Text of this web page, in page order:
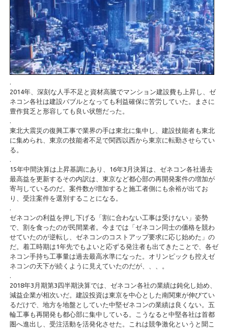
2014年、深刻な人手不足と資材高騰でマンション建設費も上昇し、ゼ
ネコン各社は建設バブルとなっても利益確保に苦労していた。まさに
豊作貧乏と形容しても良い状態だった。
東北大震災の復興工事で業界の手は東北に集中し、建設技能者も東北
に集められ、東京の技能者不足で関西以西から東京に転勤させらてい
る。
15年中間決算は上昇基調にあり、16年3月決算は、ゼネコン各社過去
最高益を更新するその内訳は、東京など都心部の再開発案件の増加が
寄与しているのだ。案件数が増加すると施工者側にも余裕が出てお
り、受注案件を選別することになる。
ゼネコンの利益を押し下げる「割に合わない工事は受けない」姿勢
で、割を食ったのが民間業者。今までは「ゼネコン同士の価格を競わ
せていたのが逆転し、ゼネコンのコストアップ要求に応じ始めた」の
だ。着工時期は1年先でもよいと応ずる発注者も出てきたことで、各ゼ
ネコン手持ち工事量は過去最高水準になった。オリンピックも控えゼ
ネコンの天下が続くように見えていたのだが、、、。
2018年3月期第3四半期決算では、ゼネコン各社の業績は鈍化し始め、
減益企業が相次いだ。建設投資は東京を中心とした南関東が伸びてい
るだけで、地方を地盤としていた中堅ゼネコンの業績は良くない。五
輪工事も再開発も都心部に集中している。こうなると中堅各社は首都
圏へ進出し、受注活動を活発化させた。これは競争激化というと聞こ